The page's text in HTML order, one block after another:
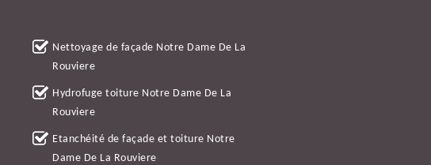
Nettoyage de façade Notre Dame De La
Rouviere
Hydrofuge toiture Notre Dame De La
Rouviere
Etanchéité de façade et toiture Notre
Dame De La Rouviere